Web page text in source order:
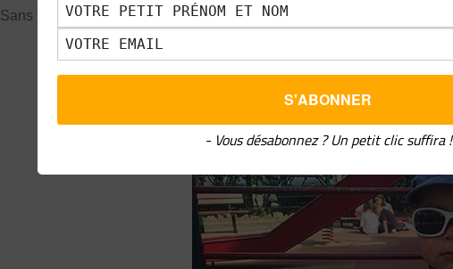
Sans le vouloir, nous lui avons préparé un total look bleu
- Vous désabonnez ? Un petit clic suffira !